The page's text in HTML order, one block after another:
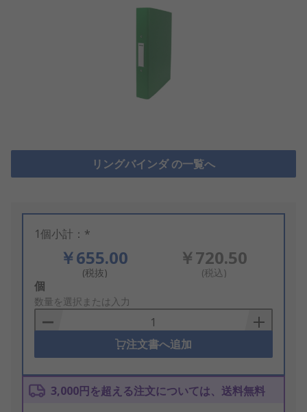
リングバインダ の一覧へ
1個小計：*
￥655.00
(税抜)
￥720.50
(税込)
Add
to
Basket
個
数量を選択または入力
注文書へ追加
3,000円を超える注文については、送料無料